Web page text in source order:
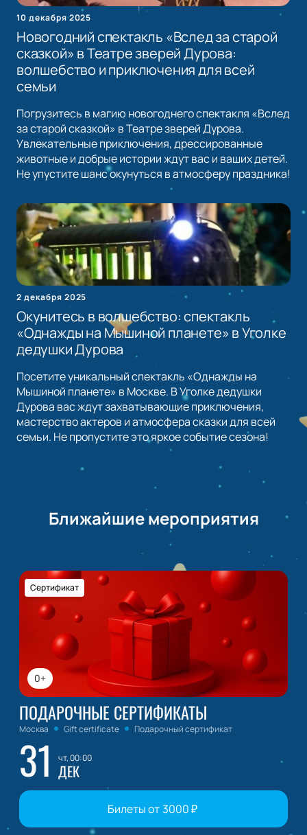
10 декабря 2025
Новогодний спектакль «Вслед за старой
сказкой» в Театре зверей Дурова:
волшебство и приключения для всей
семьи
Погрузитесь в магию новогоднего спектакля «Вслед
за старой сказкой» в Театре зверей Дурова.
Увлекательные приключения, дрессированные
животные и добрые истории ждут вас и ваших детей.
Не упустите шанс окунуться в атмосферу праздника!
2 декабря 2025
Окунитесь в волшебство: спектакль
«Однажды на Мышиной планете» в Уголке
дедушки Дурова
Посетите уникальный спектакль «Однажды на
Мышиной планете» в Москве. В Уголке дедушки
Дурова вас ждут захватывающие приключения,
мастерство актеров и атмосфера сказки для всей
семьи. Не пропустите это яркое событие сезона!
Ближайшие мероприятия
0+
Сертификат
ПОДАРОЧНЫЕ СЕРТИФИКАТЫ
Москва Gift certificate Подарочный сертификат
31 чт, 00:00
ДЕК
Билеты от 3000₽